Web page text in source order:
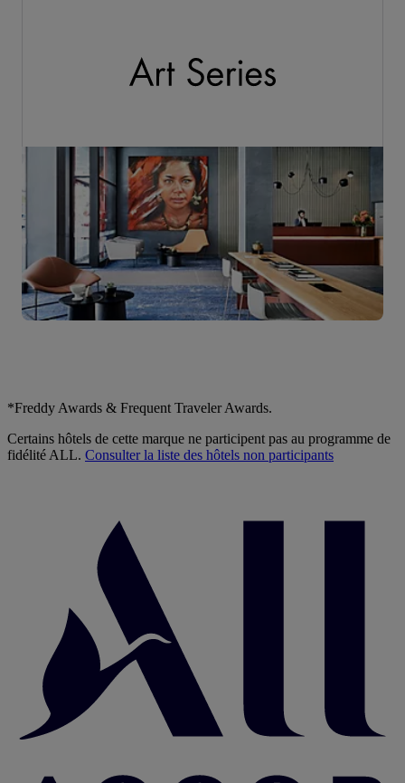
*Freddy Awards & Frequent Traveler Awards.
Certains hôtels de cette marque ne participent pas au programme de
fidélité ALL. Consulter la liste des hôtels non participants